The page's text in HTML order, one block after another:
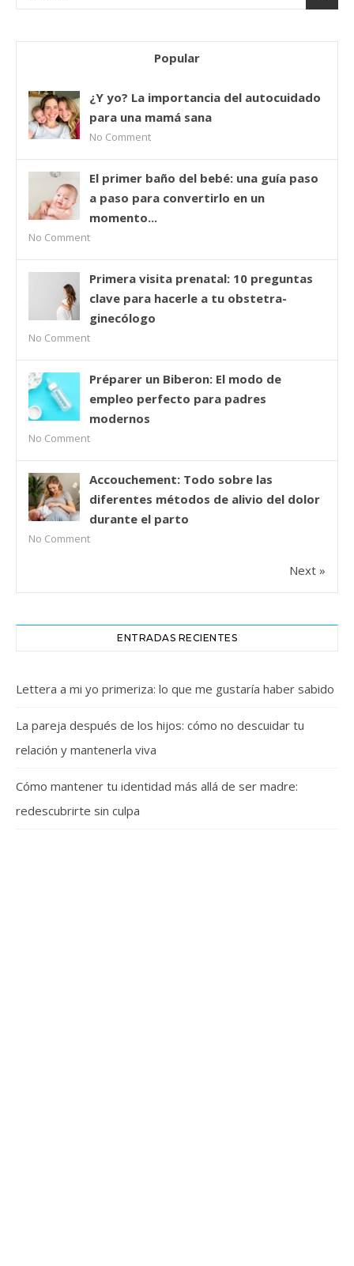
Popular
¿Y yo? La importancia del autocuidado
para una mamá sana
No Comment
El primer baño del bebé: una guía paso
a paso para convertirlo en un
momento...
No Comment
Primera visita prenatal: 10 preguntas
clave para hacerle a tu obstetra-
ginecólogo
No Comment
Préparer un Biberon: El modo de
empleo perfecto para padres
modernos
No Comment
Accouchement: Todo sobre las
diferentes métodos de alivio del dolor
durante el parto
No Comment
Next »
ENTRADAS RECIENTES
Lettera a mi yo primeriza: lo que me gustaría haber sabido
La pareja después de los hijos: cómo no descuidar tu
relación y mantenerla viva
Cómo mantener tu identidad más allá de ser madre:
redescubrirte sin culpa